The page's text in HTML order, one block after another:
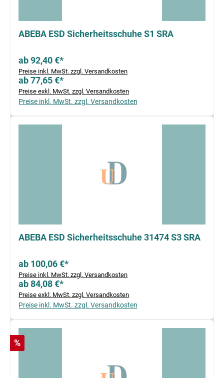
ABEBA ESD Sicherheitsschuhe S1 SRA
ab 92,40 €*
Preise inkl. MwSt. zzgl. Versandkosten
ab 77,65 €*
Preise exkl. MwSt. zzgl. Versandkosten
Preise inkl. MwSt. zzgl. Versandkosten
ABEBA ESD Sicherheitsschuhe 31474 S3 SRA
ab 100,06 €*
Preise inkl. MwSt. zzgl. Versandkosten
ab 84,08 €*
Preise exkl. MwSt. zzgl. Versandkosten
Preise inkl. MwSt. zzgl. Versandkosten
Rabatt
%